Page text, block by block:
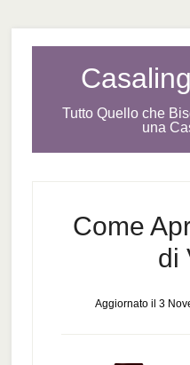
Tutto Quello che
una
Come
di
Aggiornato il 3